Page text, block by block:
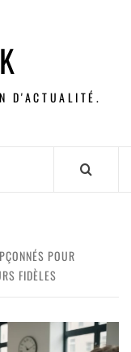
D'ACTUALITÉ.
POUR
FIDÈLES